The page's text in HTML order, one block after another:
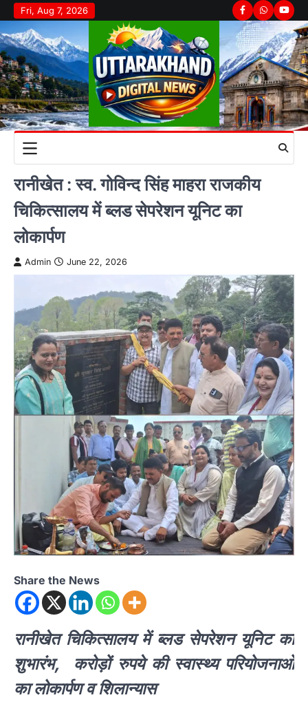
Skip
to
content
Fri, Aug 7, 2026 Facebook
Whatsapp
रानीखेत : स्व. गोविन्द सिंह माहरा राजकीय
चिकित्सालय में ब्लड सेपरेशन यूनिट का
लोकार्पण
Admin June 22, 2026
Share the News
रानीखेत चिकित्सालय में ब्लड सेपरेशन यूनिट का
शुभारंभ, करोड़ों रुपये की स्वास्थ्य परियोजनाओं
का लोकार्पण व शिलान्यास